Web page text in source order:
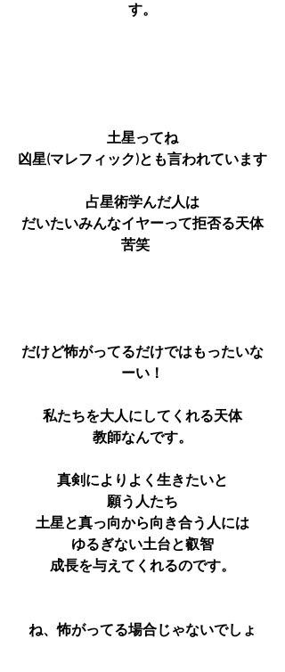
す。
土星ってね
凶星(マレフィック)とも言われています
占星術学んだ人は
だいたいみんなイヤーって拒否る天体
苦笑
だけど怖がってるだけではもったいな
ーい！
私たちを大人にしてくれる天体
教師なんです。
真剣によりよく生きたいと
願う人たち
土星と真っ向から向き合う人には
ゆるぎない土台と叡智
成長を与えてくれるのです。
ね、怖がってる場合じゃないでしょ